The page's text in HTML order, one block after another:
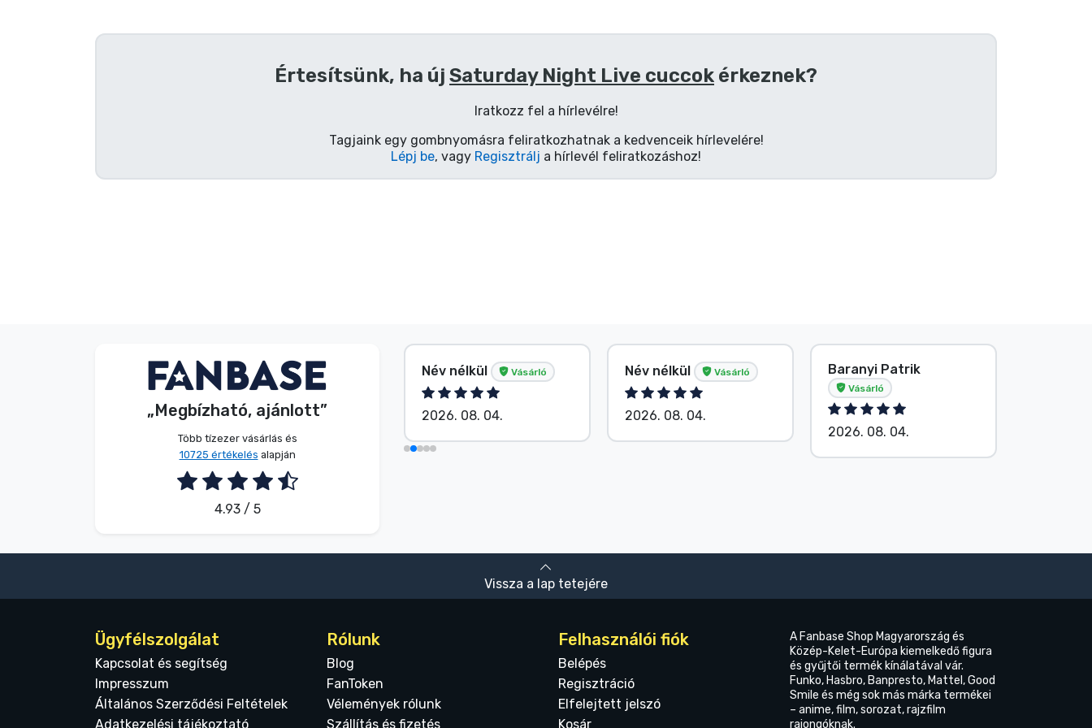
Értesítsünk, ha új Saturday Night Live cuccok érkeznek?
Iratkozz fel a hírlevélre!
Tagjaink egy gombnyomásra feliratkozhatnak a kedvenceik hírlevelére!
Lépj be, vagy Regisztrálj a hírlevél feliratkozáshoz!
„Megbízható, ajánlott”
Több tízezer vásárlás és
10725 értékelés alapján
4.93 / 5
Név nélkül Vásárló
2026. 08. 05.
Név nélkül Vásárló
2026. 08. 04.
Név nélkül Vásárló
2026. 08. 04.
Baranyi Patrik
Vásárló
2026. 08. 04.
Vissza a lap tetejére
Ügyfélszolgálat
Kapcsolat és segítség
Impresszum
Általános Szerződési Feltételek
Adatkezelési tájékoztató
Rólunk
Blog
FanToken
Vélemények rólunk
Szállítás és fizetés
Felhasználói fiók
Belépés
Regisztráció
Elfelejtett jelszó
Kosár
A Fanbase Shop Magyarország és
Közép-Kelet-Európa kiemelkedő figura
és gyűjtői termék kínálatával vár.
Funko, Hasbro, Banpresto, Mattel, Good
Smile és még sok más márka termékei
– anime, film, sorozat, rajzfilm
rajongóknak.